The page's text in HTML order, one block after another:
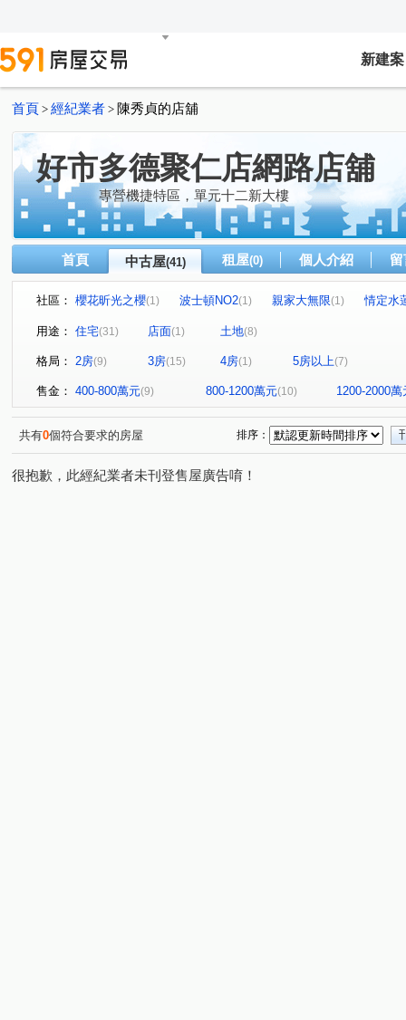
新建案
首頁 > 經紀業者 > 陳秀貞的店舖
好市多德聚仁店網路店舖
專營機捷特區，單元十二新大樓
首頁 中古屋(41) 租屋(0) 個人介紹
社區： 櫻花昕光之櫻(1) 波士頓NO2(1) 親家大無限(1)
情定水
自在柳陽
民生金透店
德化街美寓
御閑之森 (1) 紫園雙翼(1) 松築瓚
新興聚興(1) 畢卡索藝術花園七期白宮 (1) 德鄰居(1)
愛
南興北一路(1) 碧柳段(2) 育才路(1) 梅亭街(1)
旱溪
軍福十八路(1) 柳陽西街(1) 松竹五路二段 (1)
民生路(1) 敦富路(3) 遼寧路一段(4) 興豐山莊(2)
人
德化街(3) 興華一路(1) 環中東路三段
用途： 住宅(31) 店面(1) 土地(8)
格局： 2房(9) 3房(15) 4房(1) 5房以上(7)
售金： 400-800萬元(9) 800-1200萬元(10) 1200-2000萬
共有0個符合要求的房屋 排序：
很抱歉，此經紀業者未刊登售屋廣告唷！